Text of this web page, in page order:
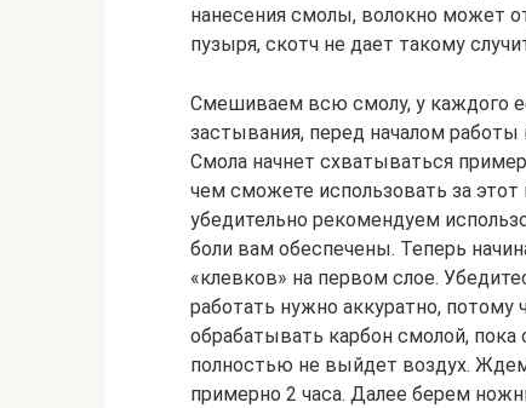
нанесения смолы, волокно может
пузыря, скотч не дает такому
Смешиваем всю смолу, у каждого
застывания, перед началом
Смола начнет схватываться
чем сможете использовать за
убедительно рекомендуем
боли вам обеспечены. Теперь
«клевков» на первом слое.
работать нужно аккуратно, потому
обрабатывать карбон смолой, пока
полностью не выйдет воздух.
примерно 2 часа. Далее берем